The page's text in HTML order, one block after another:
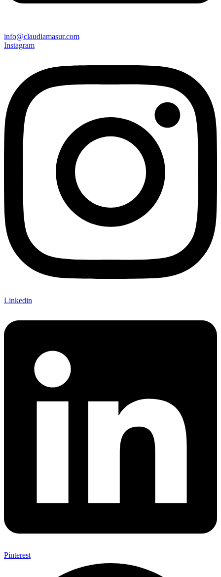
info@claudiamasur.com
Instagram
Linkedin
Pinterest